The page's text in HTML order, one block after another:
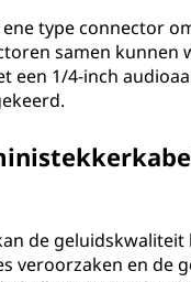
type connector
samen kunnen
een 1/4-inch
de
veroorzaken en de